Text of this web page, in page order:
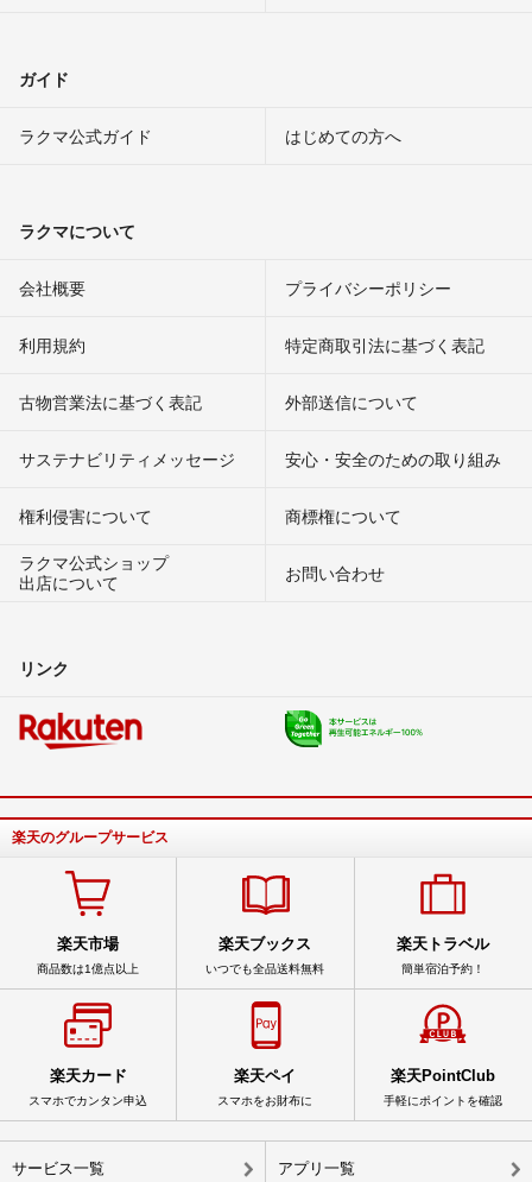
ガイド
ラクマ公式ガイド はじめての方へ
ラクマについて
会社概要 プライバシーポリシー
利用規約 特定商取引法に基づく表記
古物営業法に基づく表記 外部送信について
サステナビリティメッセージ 安心・安全のための取り組み
権利侵害について
商標権について
ラクマ公式ショップ
出店について
お問い合わせ
リンク
楽天のグループサービス
楽天市場
商品数は1億点以上
楽天ブックス
いつでも全品送料無料
楽天トラベル
簡単宿泊予約！
楽天カード
スマホでカンタン申込
楽天ペイ
スマホをお財布に
楽天PointClub
手軽にポイントを確認
サービス一覧 アプリ一覧